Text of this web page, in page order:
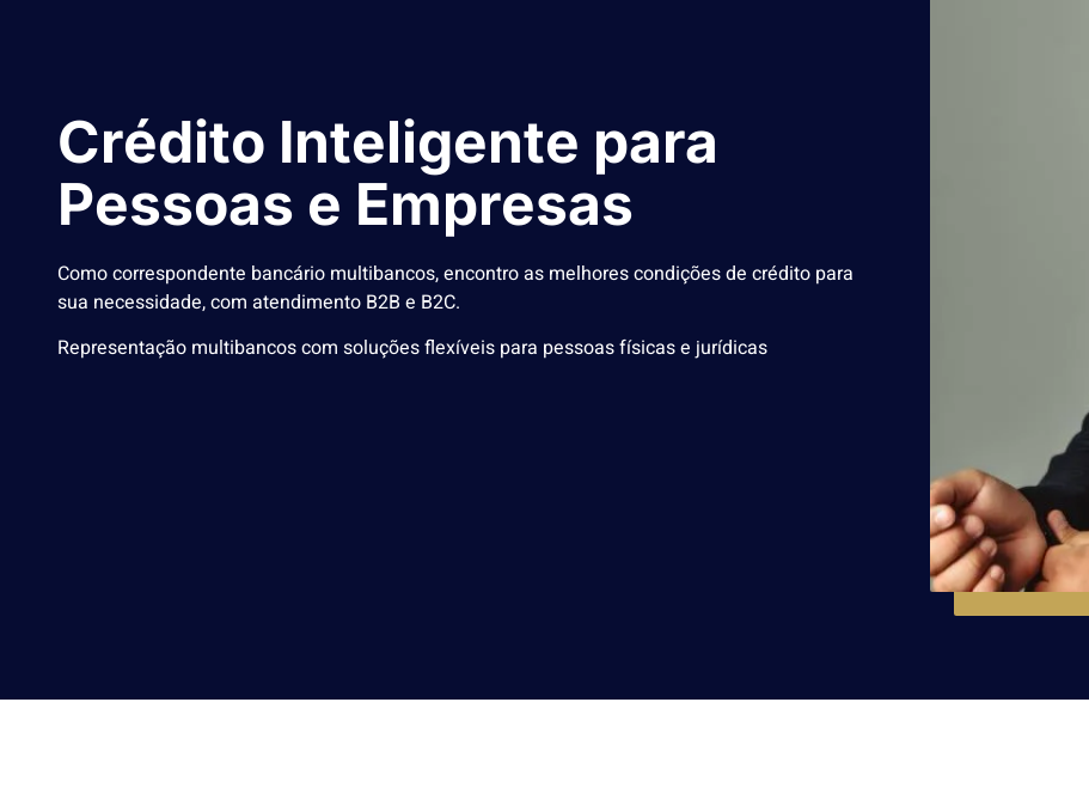
Crédito Inteligente para
Pessoas e Empresas
Como correspondente bancário multibancos, encontro as melhores condições de crédito para
sua necessidade, com atendimento B2B e B2C.
Representação multibancos com soluções flexíveis para pessoas físicas e jurídicas